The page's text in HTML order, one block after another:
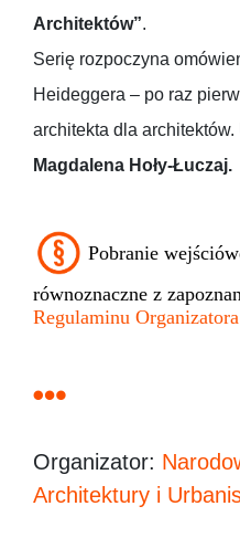
Architektów”.
Serię rozpoczyna
Heideggera – po raz
architekta dla architektów.
Magdalena Hoły-Łuczaj.
Pobranie
równoznaczne z
Regulaminu Organizatora
Organizator:
Architektury i